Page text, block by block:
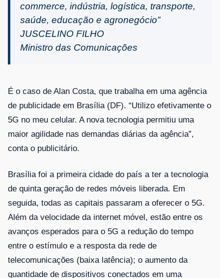
commerce, indústria, logística, transporte,
saúde, educação e agronegócio”
JUSCELINO FILHO
Ministro das Comunicações
É o caso de Alan Costa, que trabalha em uma agência
de publicidade em Brasília (DF). “Utilizo efetivamente o
5G no meu celular. A nova tecnologia permitiu uma
maior agilidade nas demandas diárias da agência”,
conta o publicitário.
Brasília foi a primeira cidade do país a ter a tecnologia
de quinta geração de redes móveis liberada. Em
seguida, todas as capitais passaram a oferecer o 5G.
Além da velocidade da internet móvel, estão entre os
avanços esperados para o 5G a redução do tempo
entre o estímulo e a resposta da rede de
telecomunicações (baixa latência); o aumento da
quantidade de dispositivos conectados em uma